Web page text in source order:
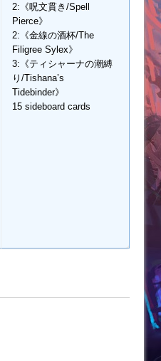
2:《呪文貫き/Spell
Pierce》
2:《金線の酒杯/The
Filigree Sylex》
3:《ティシャーナの潮縛
り/Tishana’s
Tidebinder》
15 sideboard cards